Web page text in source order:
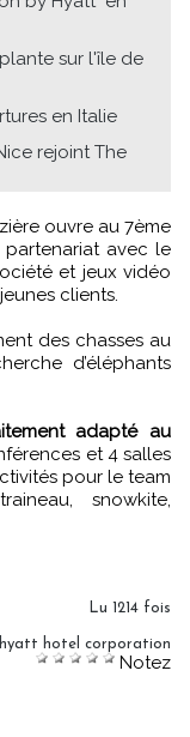
sur l'île de
en Italie
rejoint The
partenariat avec le
et jeux vidéo
clients.
des chasses au
d’éléphants
adapté au
et 4 salles
pour le team
snowkite,
Lu 1214 fois
hyatt hotel corporation
Notez